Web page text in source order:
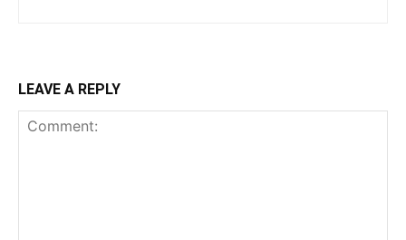
LEAVE A REPLY